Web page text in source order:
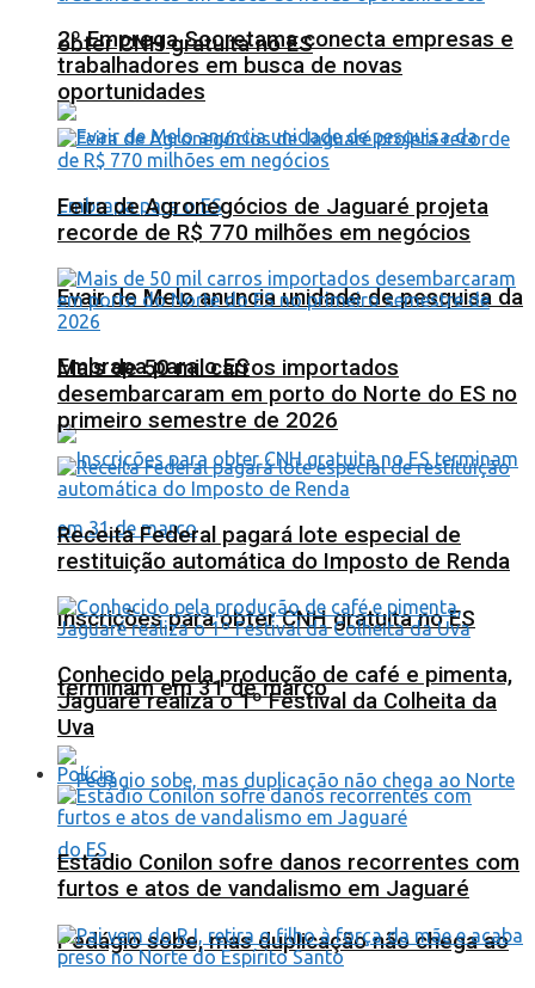
obter CNH gratuita no ES
Evair de Melo anuncia unidade de pesquisa da
Embrapa para o ES
Inscrições para obter CNH gratuita no ES
terminam em 31 de março
Pedágio sobe, mas duplicação não chega ao
2º Emprega Sooretama conecta empresas e
trabalhadores em busca de novas
oportunidades
Feira de Agronegócios de Jaguaré projeta
recorde de R$ 770 milhões em negócios
Mais de 50 mil carros importados
desembarcaram em porto do Norte do ES no
primeiro semestre de 2026
Receita Federal pagará lote especial de
restituição automática do Imposto de Renda
Conhecido pela produção de café e pimenta,
Jaguaré realiza o 1º Festival da Colheita da
Uva
Polícia
Estádio Conilon sofre danos recorrentes com
furtos e atos de vandalismo em Jaguaré